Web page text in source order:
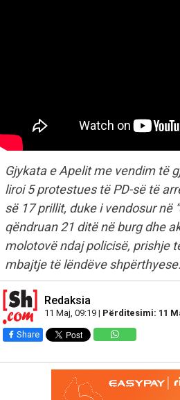
Gjykata e Apelit me vendim të
liroi 5 protestues të PD-së të
së 17 prillit, duke i vendosur në
qëndruan 21 ditë në burg dhe
molotovë ndaj policisë, prishje
mbajtje të lëndëve shpërthyese.
Redaksia
11 Maj, 09:19 | Përditesimi: 11
Share